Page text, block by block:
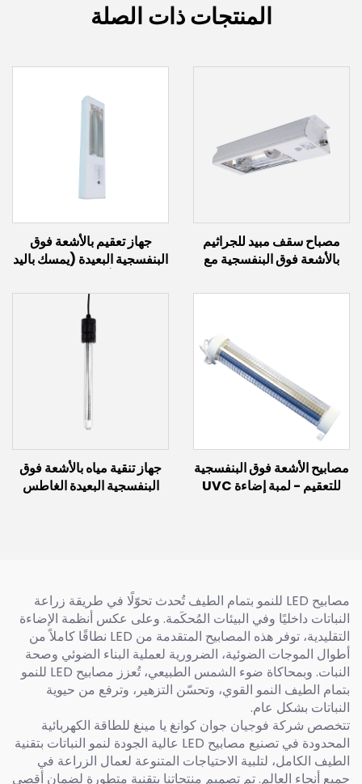
المنتجات ذات الصلة
مصباح سقف مبيد للجراثيم
بالأشعة فوق البنفسجية مع
300 واط)
جهاز تعقيم بالأشعة فوق
البنفسجية البعيدة (يمسك باليد
مصابيح الأشعة فوق البنفسجية
للتعقيم - لمبة إضاءة UVC
جهاز تنقية مياه بالأشعة فوق
البنفسجية البعيدة الغاطس
مصابيح LED للنمو بتمام الطيف تُحدث تحوّلًا في طريقة زراعة
النباتات داخليًا وفي البيئات المُحكَمة. وعلى عكس أنظمة الإضاءة
التقليدية، توفر هذه المصابيح المتقدمة من LED نطاقًا كاملاً من
أطوال الموجات الضوئية، الضرورية لعملية البناء الضوئي وصحة
النبات. وبمحاكاة ضوء الشمس الطبيعي، تُعزز مصابيح LED للنمو
بتمام الطيف النمو القوي، وتحسّن التزهير، وترفع من حيوية
النباتات بشكل عام.
تتخصص شركة فوجيان جوان كوانغ يا مينغ للطاقة الكهربائية
المحدودة في تصنيع مصابيح LED عالية الجودة لنمو النباتات بتقنية
الطيف الكامل، لتلبية الاحتياجات المتنوعة لعمال الزراعة في
جميع أنحاء العالم. تم تصميم منتجاتنا بتقنية متطورة لضمان أقصى